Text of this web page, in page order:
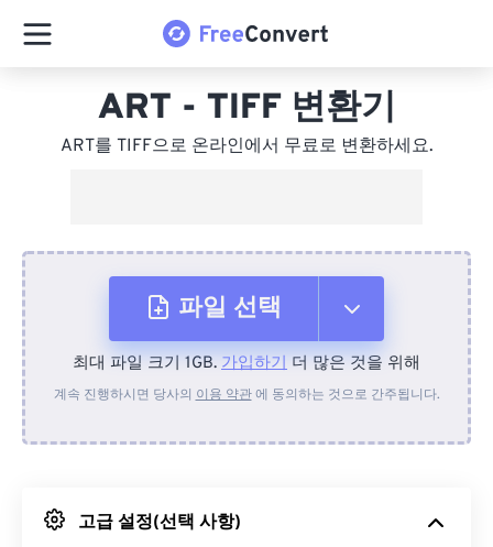
ART - TIFF 변환기
ART를 TIFF으로 온라인에서 무료로 변환하세요.
파일 선택
장치에서
Google 드라이브에서
최대 파일 크기 1GB. 가입하기 더 많은 것을 위해
계속 진행하시면 당사의 이용 약관에 동의하는 것으로 간주됩니다.
고급 설정(선택 사항)